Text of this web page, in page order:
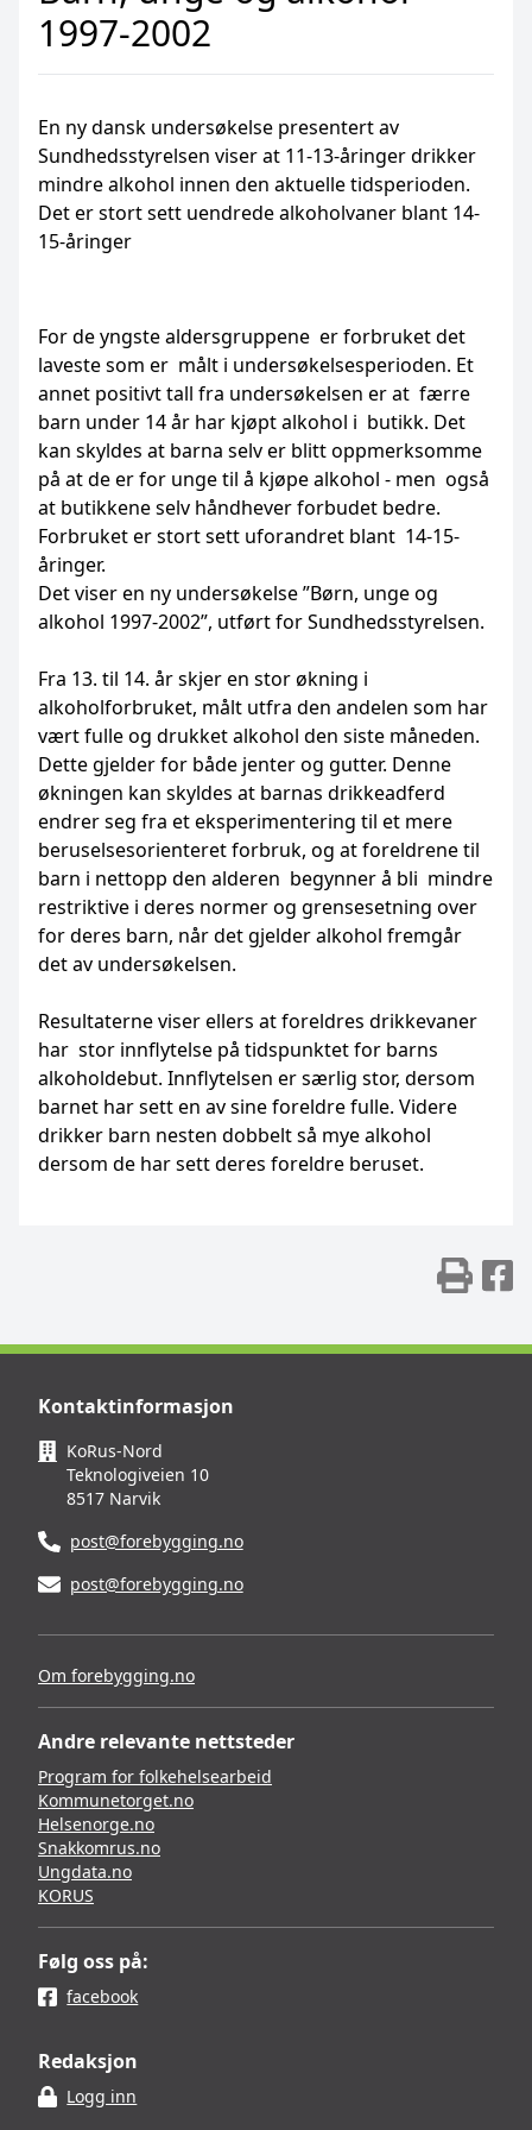
1997-2002
En ny dansk undersøkelse presentert av
Sundhedsstyrelsen viser at 11-13-åringer drikker
mindre alkohol innen den aktuelle tidsperioden.
Det er stort sett uendrede alkoholvaner blant 14-
15-åringer
For de yngste aldersgruppene er forbruket det
laveste som er målt i undersøkelsesperioden. Et
annet positivt tall fra undersøkelsen er at færre
barn under 14 år har kjøpt alkohol i butikk. Det
kan skyldes at barna selv er blitt oppmerksomme
på at de er for unge til å kjøpe alkohol - men også
at butikkene selv håndhever forbudet bedre.
Forbruket er stort sett uforandret blant 14-15-
åringer.
Det viser en ny undersøkelse ”Børn, unge og
alkohol 1997-2002”, utført for Sundhedsstyrelsen.
Fra 13. til 14. år skjer en stor økning i
alkoholforbruket, målt utfra den andelen som har
vært fulle og drukket alkohol den siste måneden.
Dette gjelder for både jenter og gutter. Denne
økningen kan skyldes at barnas drikkeadferd
endrer seg fra et eksperimentering til et mere
beruselsesorienteret forbruk, og at foreldrene til
barn i nettopp den alderen begynner å bli mindre
restriktive i deres normer og grensesetning over
for deres barn, når det gjelder alkohol fremgår
det av undersøkelsen.
Resultaterne viser ellers at foreldres drikkevaner
har stor innflytelse på tidspunktet for barns
alkoholdebut. Innflytelsen er særlig stor, dersom
barnet har sett en av sine foreldre fulle. Videre
drikker barn nesten dobbelt så mye alkohol
dersom de har sett deres foreldre beruset.
Kontaktinformasjon
KoRus-Nord
Teknologiveien 10
8517 Narvik
post@forebygging.no
post@forebygging.no
Om forebygging.no
Andre relevante nettsteder
Program for folkehelsearbeid
Kommunetorget.no
Helsenorge.no
Snakkomrus.no
Ungdata.no
KORUS
Følg oss på:
facebook
Redaksjon
Logg inn